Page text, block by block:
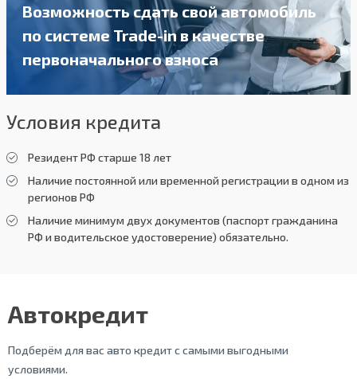
Возможность сдать свой автомобиль
по системе Trade-in в качестве
первоначального взноса
Условия кредита
Резидент РФ старше 18 лет
Наличие постоянной или временной регистрации в одном из
регионов РФ
Наличие минимум двух документов (паспорт гражданина
РФ и водительское удостоверение) обязательно.
Автокредит
Подберём для вас авто кредит с самыми выгодными
условиями.